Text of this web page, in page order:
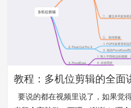
要说的都在视频里说了，如果觉